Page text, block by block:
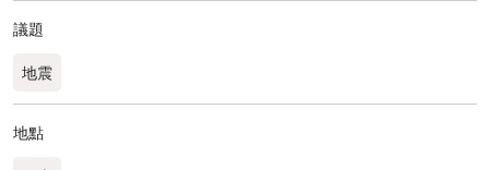
議題
地震
地點